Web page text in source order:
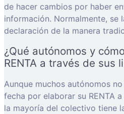
de hacer cambios por haber
información. Normalmente, se
declaración de la manera
¿Qué autónomos y
RENTA a través de sus
Aunque muchos autónomos
fecha por elaborar su RENTA
la mayoría del colectivo tiene